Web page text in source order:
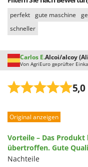
Solidur
Spice Electronics
Spiralmac
Spring
Spyro
Stanley
Stiga
Sunseeker
T
Tecla
perfekt gute maschine
schneller
Carlos E.Alcoi/alcoy
Von AgriEuro geprüfter
5,0
Leistung
Qualität / Preis
Schwierigkeitsgrad
Original anzeigen
Vorteile – Das
übertroffen. Gute
Nachteile